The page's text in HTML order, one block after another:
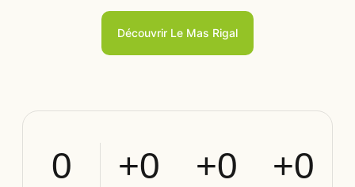
Découvrir Le Mas Rigal
0 +0 +0 +0